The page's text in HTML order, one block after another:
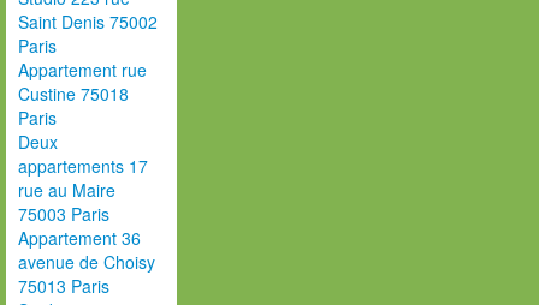
Saint Denis 75002
Paris
Appartement rue
Custine 75018
Paris
Deux
appartements 17
rue au Maire
75003 Paris
Appartement 36
avenue de Choisy
75013 Paris